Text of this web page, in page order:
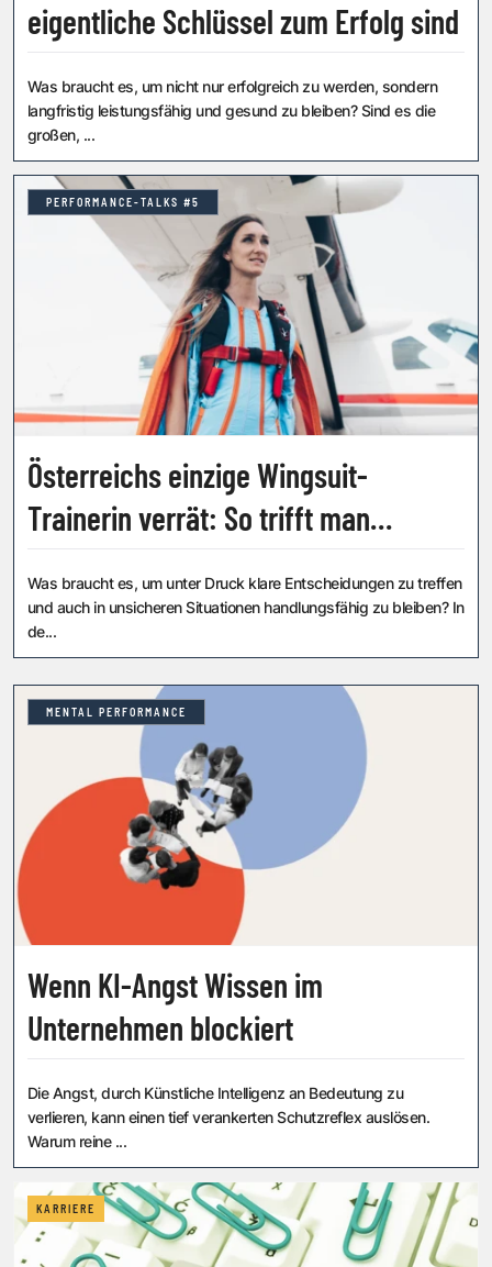
eigentliche Schlüssel zum Erfolg sind
Was braucht es, um nicht nur erfolgreich zu werden, sondern
langfristig leistungsfähig und gesund zu bleiben? Sind es die
großen, ...
PERFORMANCE-TALKS #5
Österreichs einzige Wingsuit-
Trainerin verrät: So trifft man
Sekundenbruchteilen
Was braucht es, um unter Druck klare Entscheidungen zu treffen
und auch in unsicheren Situationen handlungsfähig zu bleiben? In
de...
MENTAL PERFORMANCE
Wenn KI-Angst Wissen im
Unternehmen blockiert
Die Angst, durch Künstliche Intelligenz an Bedeutung zu
verlieren, kann einen tief verankerten Schutzreflex auslösen.
Warum reine ...
KARRIERE